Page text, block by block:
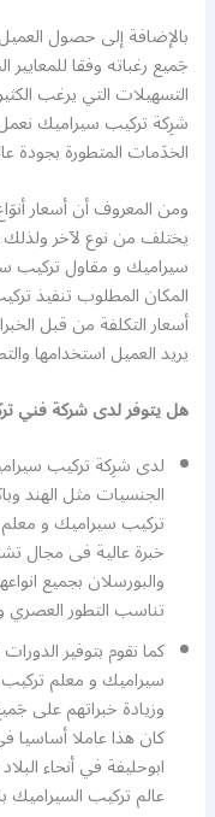
بالإضافة إلى حصول
جَميع رغباته وفقا
التسهيلات التي يرغب
شرِكة تركيب سيراميك نعمل
الخدَمات المتطورة بجودة
ومن المعروف أن أسعار
يختلف من نوع لآخر
سيراميك و مقاول تركيب
المكان المطلوب تنفيذ
أسعار التكلفة من قبل
يريد العميل استخدامها
هل يتوفر لدى شركة فني
لدى شرِكة تركيب
الجنسيات مثل الهند
تركيب سيراميك و
خبرة عالية فى مجال
والبورسلان بجميع
تناسب التطور العصري
كما نقوم بتوفير
سيراميك و معلم
وزيادة خبراتهم على
كان هذا عاملا
ابوحليفة في أنحاء
عالم تركيب السيراميك